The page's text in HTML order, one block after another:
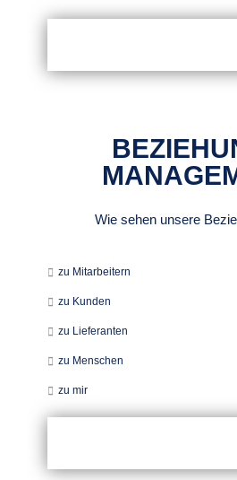
Wie sehen unsere
zu Mitarbeitern
zu Kunden
zu Lieferanten
zu Menschen
zu mir